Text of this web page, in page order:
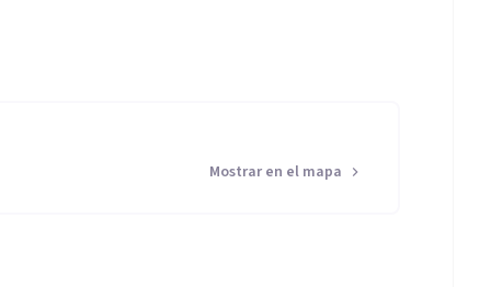
claridad, la calma y la capacidad de guiar procesos
Mostrar en el mapa